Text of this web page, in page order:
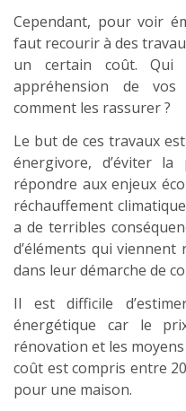
Cependant, pour voir
faut recourir à des
un certain coût.
appréhension de
comment les rassurer ?
Le but de ces travaux
énergivore, d’éviter
répondre aux enjeux
réchauffement
a de terribles
d’éléments qui
dans leur démarche de
Il est difficile
énergétique car le
rénovation et les
coût est compris entre
pour une maison.